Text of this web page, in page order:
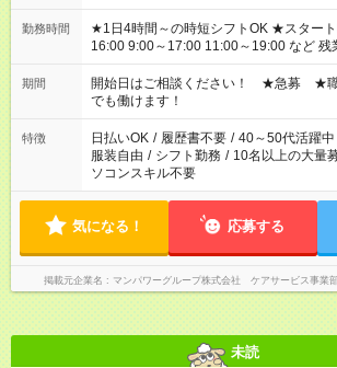
勤務時間
★1日4時間～の時短シフトOK ★スタート時間選べます！ 7:00～
16:00 9:00～17:00 11:00～19:00 など 残業なし！
場合、他のお仕事と合わせ週40時間超の
ん ※法令に基づき、週20時間以上勤務は
となります ※労働者派遣法（日雇い派遣
短時間・短期間の就業はご案内が難しい
期間
開始日はご相談ください！ ★急募 ★職
でも働けます！
特徴 日払いOK / 履歴書不要 / 40～50代活躍中
服装自由 / シフト勤務 / 10名以上の大量
ソコンスキル不要
気になる！ 応募する
掲載元企業名 マンパワーグループ株式会社 ケアサービス事業
未読